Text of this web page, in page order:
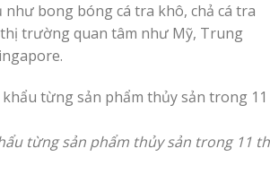
như bong bóng cá tra khô, chả cá tra
trường quan tâm như Mỹ, Trung
từng sản phẩm thủy sản trong 11